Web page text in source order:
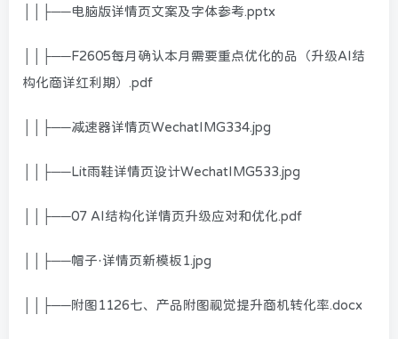
││├──电脑版详情页文案及字体参考.pptx
││├──F2605每月确认本月需要重点优化的品（升级AI结
构化商详红利期）.pdf
││├──减速器详情页WechatIMG334.jpg
││├──Lit雨鞋详情页设计WechatIMG533.jpg
││├──07 AI结构化详情页升级应对和优化.pdf
││├──帽子·详情页新模板1.jpg
││├──附图1126七、产品附图视觉提升商机转化率.docx